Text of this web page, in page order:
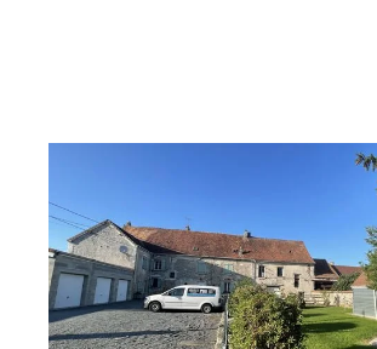
Ref : 5398
Appartement F2 à louer
660 €
par mois charges comprises